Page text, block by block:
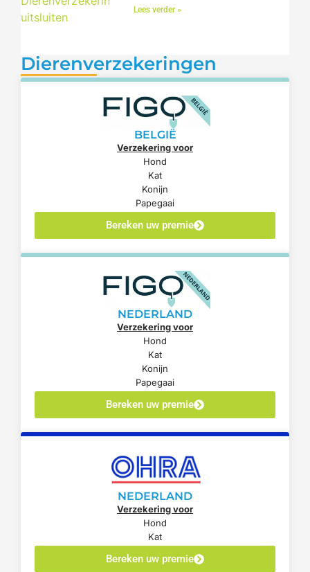
Lees verder »
Dierenverzekeringen
BELGIË
Verzekering voor
Hond
Kat
Konijn
Papegaai
Bereken uw premie
NEDERLAND
Verzekering voor
Hond
Kat
Konijn
Papegaai
Bereken uw premie
NEDERLAND
Verzekering voor
Hond
Kat
Bereken uw premie